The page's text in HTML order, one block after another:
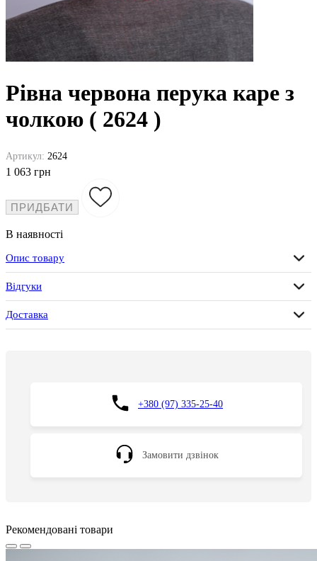
Рівна червона перука каре з
чолкою ( 2624 )
Артикул: 2624
1 063 грн
ПРИДБАТИ
В наявності
Опис товару
Відгуки
Доставка
+380 (97) 335-25-40
Замовити дзвінок
Рекомендовані товари